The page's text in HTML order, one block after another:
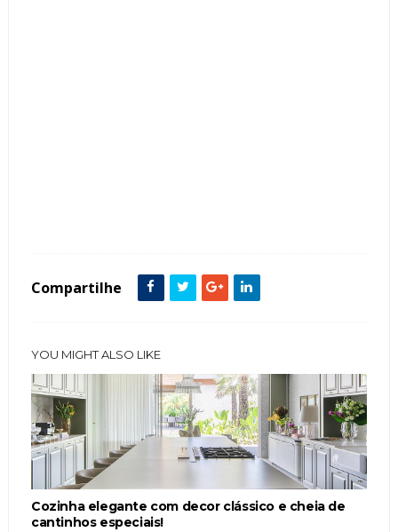
Compartilhe
YOU MIGHT ALSO LIKE
Cozinha elegante com decor clássico e cheia de
cantinhos especiais!